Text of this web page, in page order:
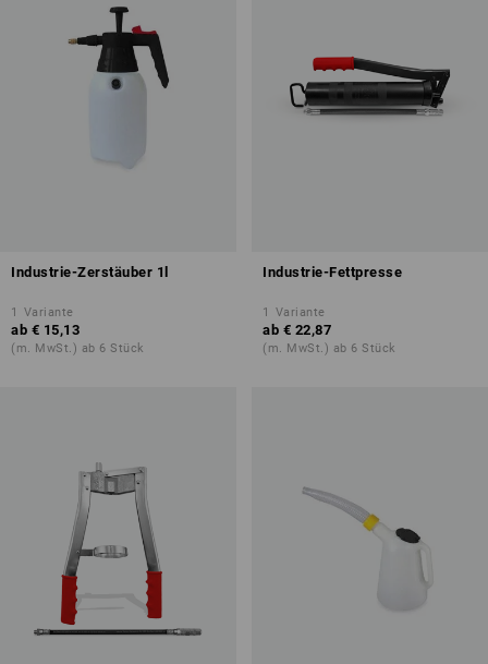
Industrie-Zerstäuber 1l
1 Variante
ab € 15,13
(m. MwSt.) ab 6 Stück
Industrie-Fettpresse
1 Variante
ab € 22,87
(m. MwSt.) ab 6 Stück